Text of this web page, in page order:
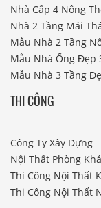
Nhà Cấp 4 Nông
Nhà 2 Tầng Mái
Mẫu Nhà 2 Tầng
Mẫu Nhà Ống Đẹp
Mẫu Nhà 3 Tầng
THI CÔNG
Công Ty Xây Dựng
Nội Thất Phòng
Thi Công Nội Thất
Thi Công Nội Thất